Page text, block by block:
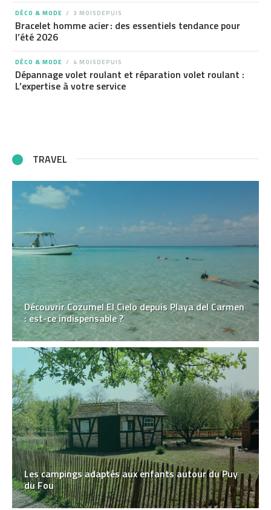
DÉCO & MODE 3 MOISDEPUIS
Bracelet homme acier : des essentiels tendance pour
l’été 2026
DÉCO & MODE 4 MOISDEPUIS
Dépannage volet roulant et réparation volet roulant :
L’expertise à votre service
TRAVEL
Découvrir Cozumel El Cielo depuis Playa del Carmen
: est-ce indispensable ?
Les campings adaptés aux enfants autour du Puy
du Fou